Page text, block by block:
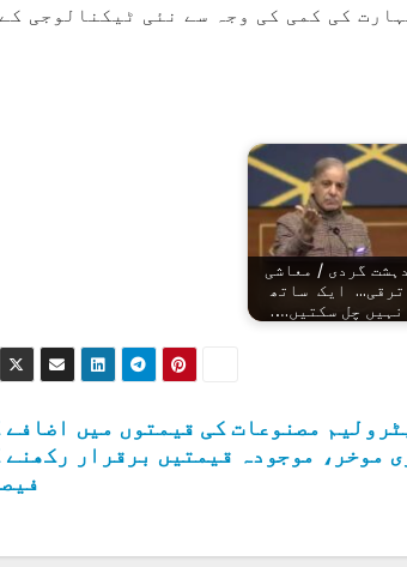
نمبر ہے، تکنیکی مہارت کی کمی کی وجہ سے نئی ٹیکنالوجی کے
دہشت گردی / معاشی
ترقی... ایک ساتھ
نہیں چل سکتیں.…
مصنوعات کی قیمتوں میں اضافے
موخر، موجودہ قیمتیں برقرار رکھنے